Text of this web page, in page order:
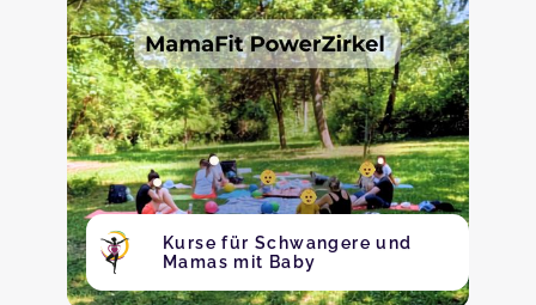
Kurse für Schwangere und
Mamas mit Baby